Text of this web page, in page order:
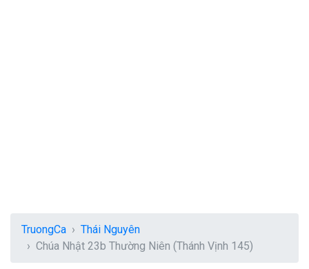
TruongCa
Thái Nguyên
Chúa Nhật 23b Thường Niên (Thánh Vịnh 145)